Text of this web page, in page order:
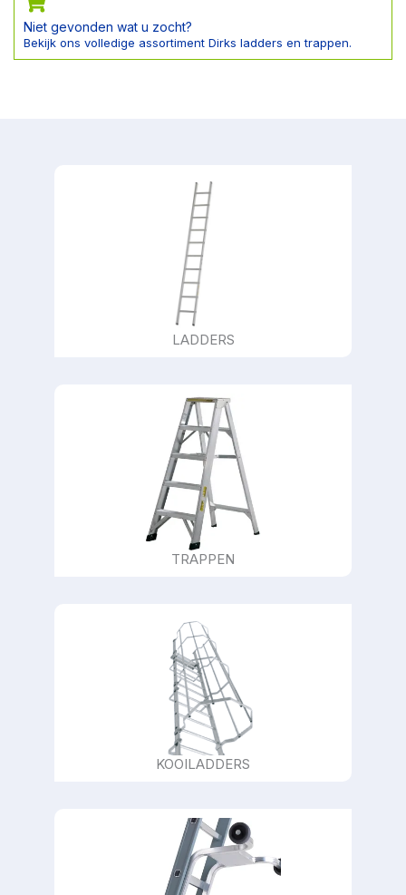
Niet gevonden wat u zocht?
Bekijk ons volledige assortiment Dirks ladders en trappen.
LADDERS
TRAPPEN
KOOILADDERS